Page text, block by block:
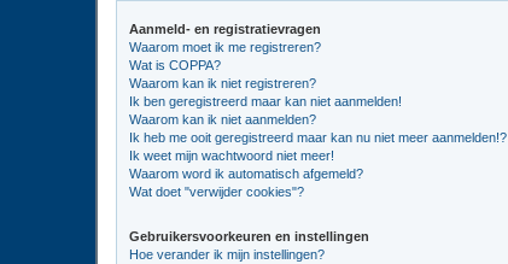
Aanmeld- en registratievragen
Waarom moet ik me registreren?
Wat is COPPA?
Waarom kan ik niet registreren?
Ik ben geregistreerd maar kan niet aanmelden!
Waarom kan ik niet aanmelden?
Ik heb me ooit geregistreerd maar kan nu niet meer aanmelden!?
Ik weet mijn wachtwoord niet meer!
Waarom word ik automatisch afgemeld?
Wat doet "verwijder cookies"?
Gebruikersvoorkeuren en instellingen
Hoe verander ik mijn instellingen?